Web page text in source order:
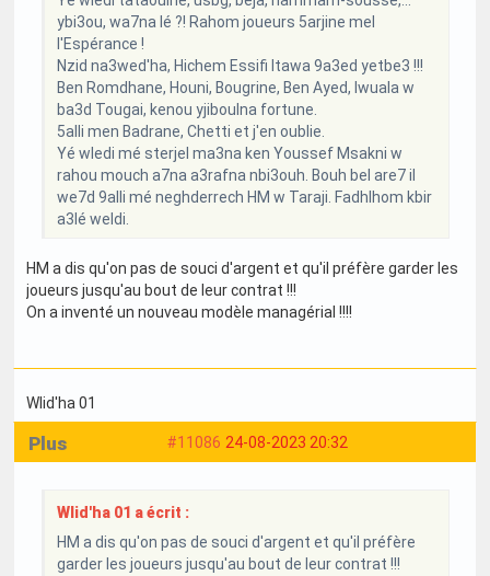
ybi3ou, wa7na lé ?! Rahom joueurs 5arjine mel
l'Espérance !
Nzid na3wed'ha, Hichem Essifi ltawa 9a3ed yetbe3 !!!
Ben Romdhane, Houni, Bougrine, Ben Ayed, Iwuala w
ba3d Tougai, kenou yjiboulna fortune.
5alli men Badrane, Chetti et j'en oublie.
Yé wledi mé sterjel ma3na ken Youssef Msakni w
rahou mouch a7na a3rafna nbi3ouh. Bouh bel are7 il
we7d 9alli mé neghderrech HM w Taraji. Fadhlhom kbir
a3lé weldi.
HM a dis qu'on pas de souci d'argent et qu'il préfère garder les
joueurs jusqu'au bout de leur contrat !!!
On a inventé un nouveau modèle managérial !!!!
Wlid'ha 01
#11086 24-08-2023 20:32
Plus
Wlid'ha 01 a écrit :
HM a dis qu'on pas de souci d'argent et qu'il préfère
garder les joueurs jusqu'au bout de leur contrat !!!